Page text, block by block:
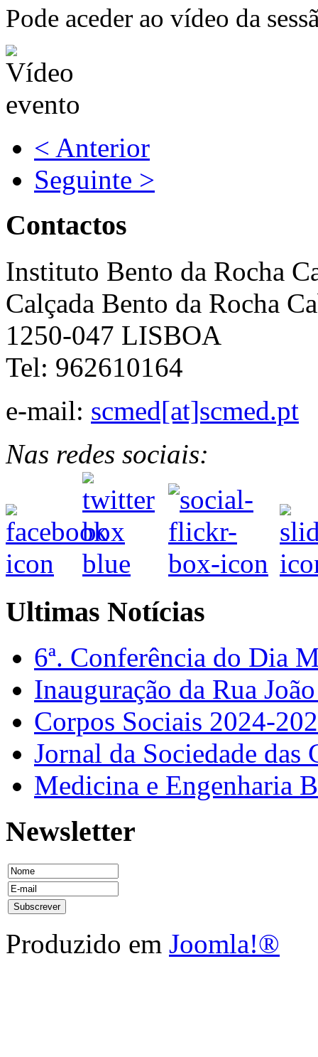
Pode aceder ao vídeo da
< Anterior
Seguinte >
Contactos
Instituto Bento da Rocha
Calçada Bento da Rocha
1250-047 LISBOA
Tel: 962610164
e-mail: scmed[at]scmed.pt
Nas redes sociais:
Ultimas Notícias
6ª. Conferência do Dia
Inauguração da Rua
Corpos Sociais 2024-
Jornal da Sociedade
Medicina e Engenharia
Newsletter
Produzido em Joomla!®